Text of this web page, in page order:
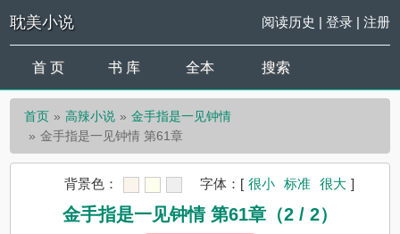
耽美小说 阅读历史 | 登录| 注册
首 页 书 库 全本 搜索
首页 高辣小说
金手指是一见钟情
金手指是一见钟情 第61章
背景色： 字体： [ 很小 标准 很大 ]
金手指是一见钟情 第61章（2 / 2）